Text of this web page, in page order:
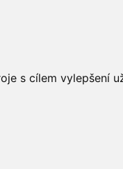
s cílem vylepšení